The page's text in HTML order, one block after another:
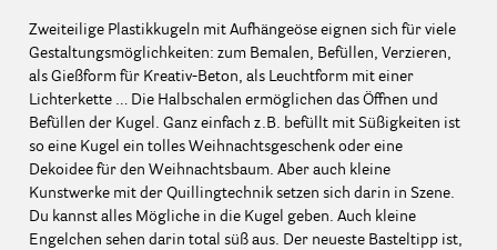
Zweiteilige Plastikkugeln mit Aufhängeöse eignen sich für viele
Gestaltungsmöglichkeiten: zum Bemalen, Befüllen, Verzieren,
als Gießform für Kreativ-Beton, als Leuchtform mit einer
Lichterkette … Die Halbschalen ermöglichen das Öffnen und
Befüllen der Kugel. Ganz einfach z.B. befüllt mit Süßigkeiten ist
so eine Kugel ein tolles Weihnachtsgeschenk oder eine
Dekoidee für den Weihnachtsbaum. Aber auch kleine
Kunstwerke mit der Quillingtechnik setzen sich darin in Szene.
Du kannst alles Mögliche in die Kugel geben. Auch kleine
Engelchen sehen darin total süß aus. Der neueste Basteltipp ist,